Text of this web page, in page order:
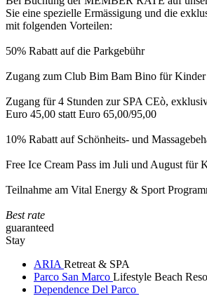
Sie eine spezielle Ermässigung und die
mit folgenden Vorteilen:
50% Rabatt auf die Parkgebühr
Zugang zum Club Bim Bam Bino für Kinder
Zugang für 4 Stunden zur SPA CEò,
Euro 45,00 statt Euro 65,00/95,00
10% Rabatt auf Schönheits- und
Free Ice Cream Pass im Juli und August für
Teilnahme am Vital Energy & Sport
Best rate
guaranteed
Stay
ARIA Retreat & SPA
Parco San Marco Lifestyle Beach
Dependence Del Parco